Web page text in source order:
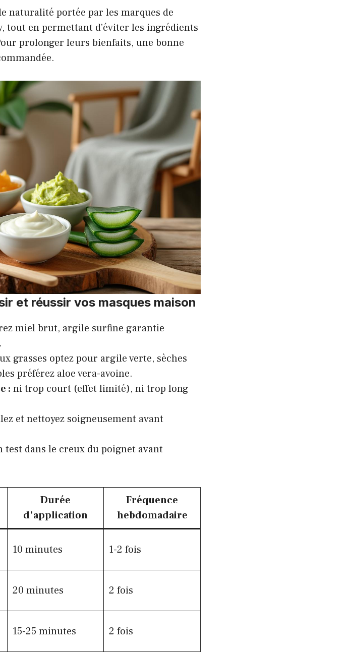
naturalité portée par les marques de
tout en permettant d’éviter les ingrédients
prolonger leurs bienfaits, une bonne
et réussir vos masques maison
miel brut, argile surfine garantie
grasses optez pour argile verte, sèches
préférez aloe vera-avoine.
: ni trop court (effet limité), ni trop long
et nettoyez soigneusement avant
test dans le creux du poignet avant
Durée
d’application
Fréquence
hebdomadaire
10 minutes 1-2 fois
20 minutes 2 fois
15-25 minutes 2 fois